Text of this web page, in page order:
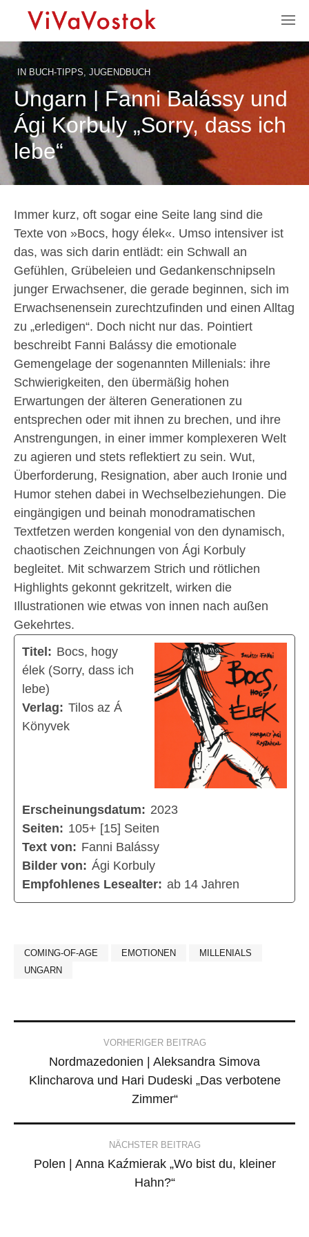
IN BUCH-TIPPS, JUGENDBUCH
Ungarn | Fanni Balássy und
Ági Korbuly „Sorry, dass ich
lebe“
Immer kurz, oft sogar eine Seite lang sind die
Texte von »Bocs, hogy élek«. Umso intensiver ist
das, was sich darin entlädt: ein Schwall an
Gefühlen, Grübeleien und Gedankenschnipseln
junger Erwachsener, die gerade beginnen, sich im
Erwachsenensein zurechtzufinden und einen Alltag
zu „erledigen“. Doch nicht nur das. Pointiert
beschreibt Fanni Balássy die emotionale
Gemengelage der sogenannten Millenials: ihre
Schwierigkeiten, den übermäßig hohen
Erwartungen der älteren Generationen zu
entsprechen oder mit ihnen zu brechen, und ihre
Anstrengungen, in einer immer komplexeren Welt
zu agieren und stets reflektiert zu sein. Wut,
Überforderung, Resignation, aber auch Ironie und
Humor stehen dabei in Wechselbeziehungen. Die
eingängigen und beinah monodramatischen
Textfetzen werden kongenial von den dynamisch,
chaotischen Zeichnungen von Ági Korbuly
begleitet. Mit schwarzem Strich und rötlichen
Highlights gekonnt gekritzelt, wirken die
Illustrationen wie etwas von innen nach außen
Gekehrtes.
Titel: Bocs, hogy
élek (Sorry, dass ich
lebe)
Verlag: Tilos az Á
Könyvek
Erscheinungsdatum: 2023
Seiten: 105+ [15] Seiten
Text von: Fanni Balássy
Bilder von: Ági Korbuly
Empfohlenes Lesealter: ab 14 Jahren
COMING-OF-AGE EMOTIONEN
MILLENIALS
UNGARN
navigation
VORHERIGER BEITRAG
Nordmazedonien | Aleksandra Simova
Klincharova und Hari Dudeski „Das verbotene
Zimmer“
NÄCHSTER BEITRAG
Polen | Anna Kaźmierak „Wo bist du, kleiner
Hahn?“